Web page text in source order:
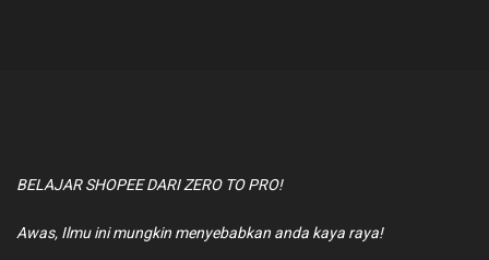
BELAJAR SHOPEE DARI ZERO TO PRO!
Awas, Ilmu ini mungkin menyebabkan anda kaya raya!